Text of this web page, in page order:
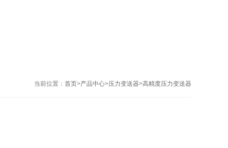
当前位置： 首页>产品中心>压力变送器>高精度压力变送器